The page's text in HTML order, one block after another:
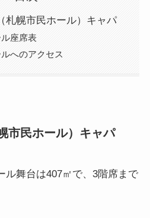
札幌市民ホール）キャパ
座席表
へのアクセス
市民ホール）キャパ
ル舞台は407㎡で、3階席まで